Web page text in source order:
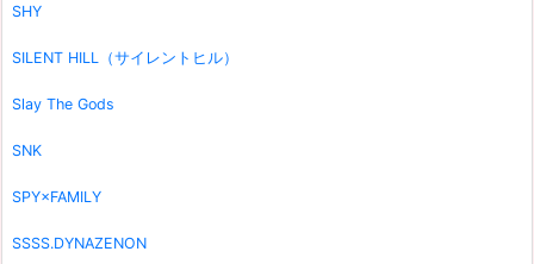
SHY
SILENT HILL（サイレントヒル）
Slay The Gods
SNK
SPY×FAMILY
SSSS.DYNAZENON